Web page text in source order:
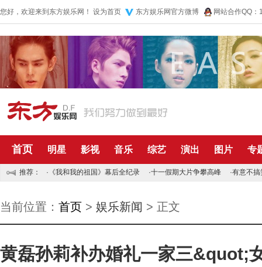
您好，欢迎来到东方娱乐网！ 设为首页 东方娱乐网官方微博 网站合作QQ
首页 明星 影视 音乐 综艺 演出 图片 专
推荐： · 《我和我的祖国》幕后全纪录 ·十一假期大片争攀高峰 ·有意不搞
当前位置： 首页 > 娱乐新闻 > 正文
黄磊孙莉补办婚礼一家三&quot;